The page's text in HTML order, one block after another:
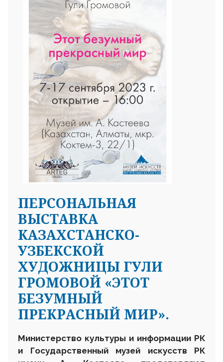
ПЕРСОНАЛЬНАЯ
ВЫСТАВКА
КАЗАХСТАНСКО-
УЗБЕКСКОЙ
ХУДОЖНИЦЫ ГУЛИ
ГРОМОВОЙ «ЭТОТ
БЕЗУМНЫЙ
ПРЕКРАСНЫЙ МИР».
Министерство культуры и информации РК
и Государственный музей искусств РК